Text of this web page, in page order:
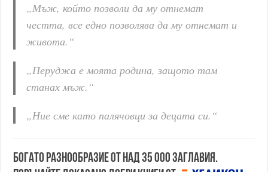
„Мъж, който позволи да му отнемат
честта, все едно позволява да му отнемат и
живота.“
„Перуджа е моята родина, защото там
станах мъж.“
„Ние сме като палячовци за децата си.“
Богато разнообразие от над 35 000 заглавия.